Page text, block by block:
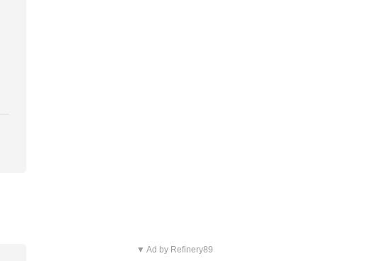
▼ Ad by Refinery89